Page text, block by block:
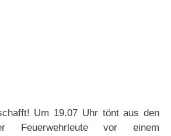
Um 19.07 Uhr tönt aus den
Feuerwehrleute vor einem